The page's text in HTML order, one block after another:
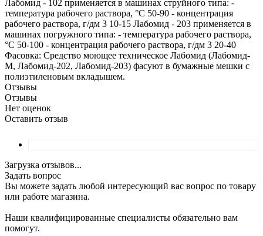
Лабомид - 102 применяется в машинах струйного типа: -
температура рабочего раствора, °С 50-90 - концентрация
рабочего раствора, г/дм 3 10-15 Лабомид - 203 применяется в
машинах погружного типа: - температура рабочего раствора,
°С 50-100 - концентрация рабочего раствора, г/дм 3 20-40
Фасовка: Средство моющее техническое Лабомид (Лабомид-
М, Лабомид-202, Лабомид-203) фасуют в бумажные мешки с
полиэтиленовым вкладышем.
Отзывы
Отзывы
Нет оценок
Оставить отзыв
Загрузка отзывов...
Задать вопрос
Вы можете задать любой интересующий вас вопрос по товару
или работе магазина.
Наши квалифицированные специалисты обязательно вам
помогут.